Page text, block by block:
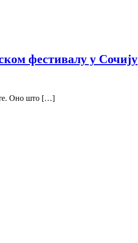
фестивалу у Сочију
Оно што […]